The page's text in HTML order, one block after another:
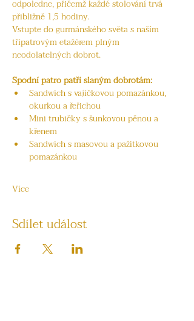
odpoledne, přičemž každé stolování trvá
přibližně 1,5 hodiny.
Vstupte do gurmánského světa s naším
třípatrovým etažérem plným
neodolatelných dobrot.
Spodní patro patří slaným dobrotám:
Sandwich s vajíčkovou pomazánkou,
okurkou a řeřichou
Mini trubičky s šunkovou pěnou a
křenem
Sandwich s masovou a pažitkovou
pomazánkou
Více
Sdílet událost